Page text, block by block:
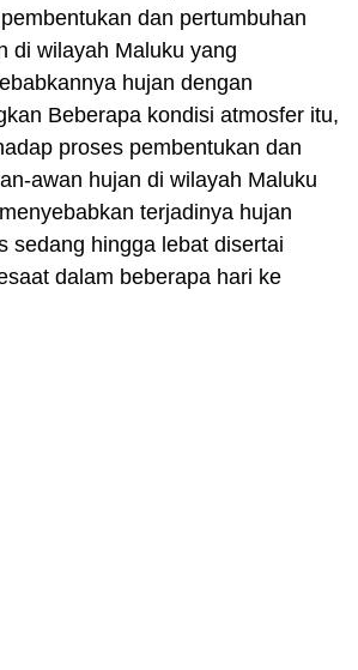
dan pertumbuhan
di wilayah Maluku yang
hujan dengan
Beberapa kondisi atmosfer itu,
proses pembentukan dan
awan hujan di wilayah Maluku
terjadinya hujan
sedang hingga lebat disertai
dalam beberapa hari ke